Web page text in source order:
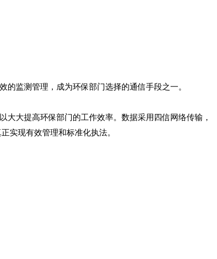
监测管理，成为环保部门选择的通信手段之一。
大提高环保部门的工作效率。数据采用四信网络传输，
实现有效管理和标准化执法。